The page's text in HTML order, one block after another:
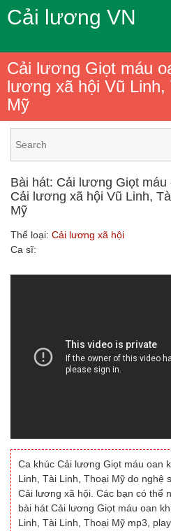
Cải lương VN
Cải lương Giọt máu
lương xã hội Vũ Linh,
Mỹ
Bài hát: Cải lương Giọt máu
Cải lương xã hội Vũ Linh,
Mỹ
Thể loại: Cải lương xã hội
Ca sĩ:
Ca khúc Cải lương Giọt máu oan
Linh, Tài Linh, Thoại Mỹ do nghệ
Cải lương xã hội. Các bạn có thể
bài hát Cải lương Giọt máu oan
Linh, Tài Linh, Thoại Mỹ mp3,